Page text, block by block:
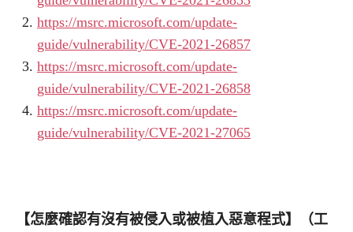
https://msrc.microsoft.com/update-
guide/vulnerability/CVE-2021-26857
https://msrc.microsoft.com/update-
guide/vulnerability/CVE-2021-26858
https://msrc.microsoft.com/update-
guide/vulnerability/CVE-2021-27065
【怎麼確認有沒有被侵入或被植入惡意程式】（工